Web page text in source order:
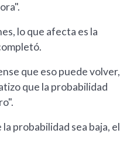
lo que afecta es la
que eso puede volver,
que la probabilidad
probabilidad sea baja, el